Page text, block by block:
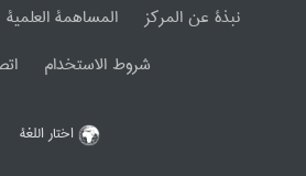
نبذة عن المرکز المساهمة العلمیة
شروط الاستخدام
اختار اللغة